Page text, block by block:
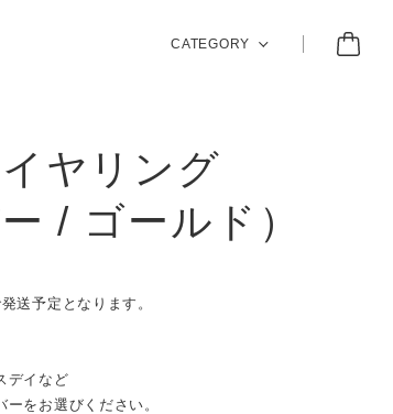
CATEGORY
ヤリング
/ ゴールド）
送予定となります。
デイなど
をお選びください。